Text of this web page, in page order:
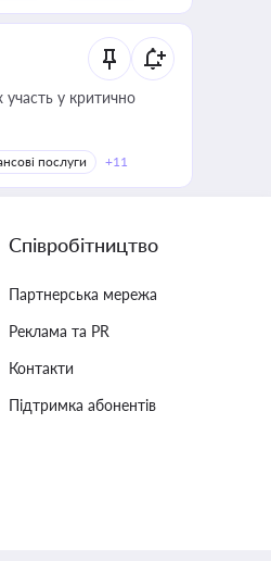
участь у критично
послуги +11
Співробітництво
Партнерська мережа
Реклама та PR
Контакти
Підтримка абонентів